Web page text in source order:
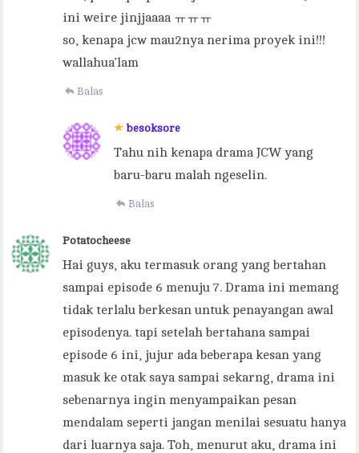
ini weire jinjjaaaa ㅠㅠㅠ
so, kenapa jcw mau2nya nerima proyek ini!!!
wallahua’lam
Balas
besoksore
Tahu nih kenapa drama JCW yang
baru-baru malah ngeselin.
Balas
Potatocheese
Hai guys, aku termasuk orang yang bertahan
sampai episode 6 menuju 7. Drama ini memang
tidak terlalu berkesan untuk penayangan awal
episodenya. tapi setelah bertahana sampai
episode 6 ini, jujur ada beberapa kesan yang
masuk ke otak saya sampai sekarng, drama ini
sebenarnya ingin menyampaikan pesan
mendalam seperti jangan menilai sesuatu hanya
dari luarnya saja. Toh, menurut aku, drama ini